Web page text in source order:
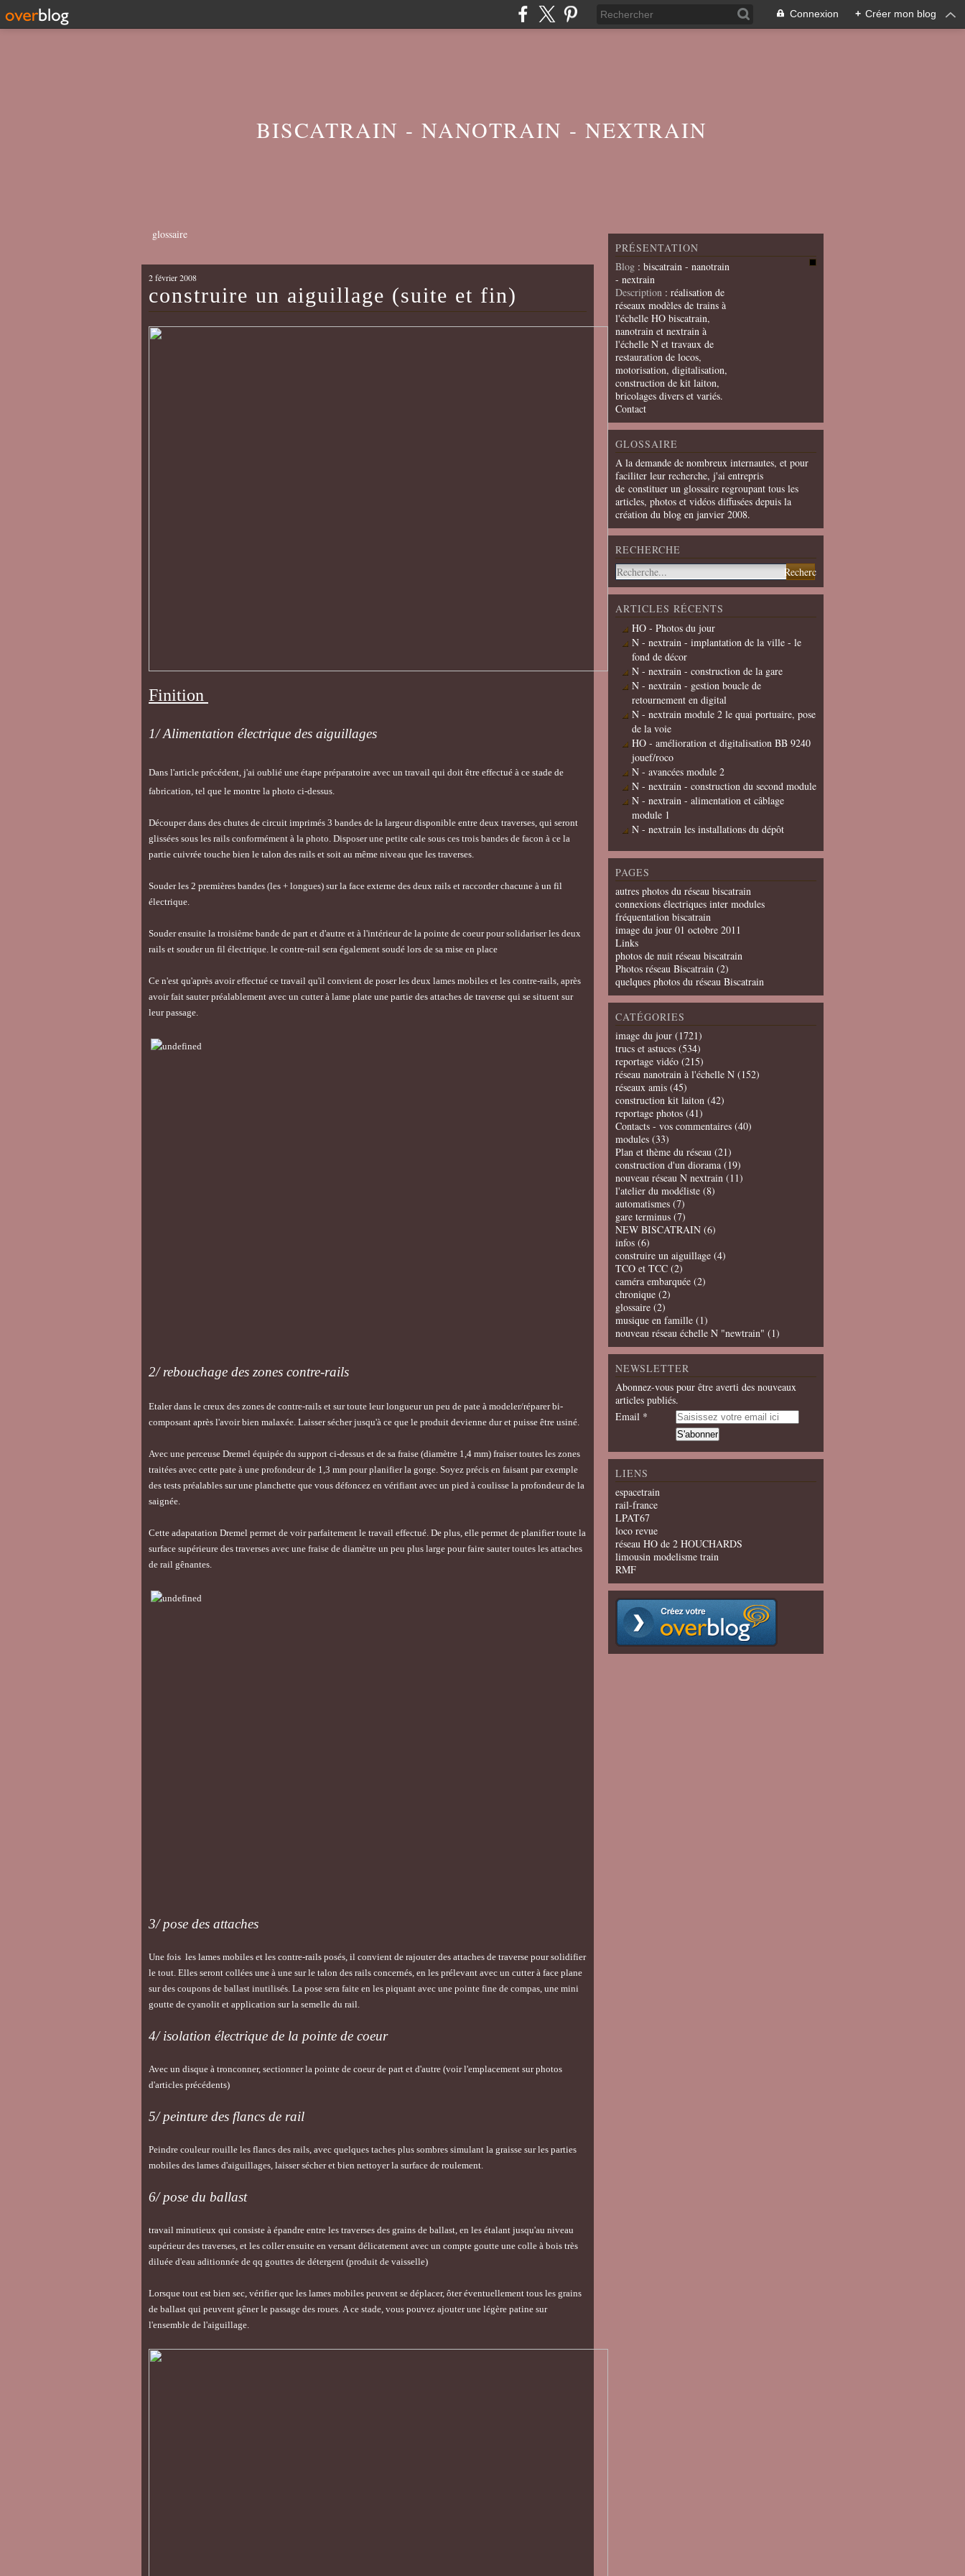
Connexion + Créer mon blog
BISCATRAIN - NANOTRAIN - NEXTRAIN
glossaire
2 février 2008
construire un aiguillage (suite et fin)
Finition
1/ Alimentation électrique des aiguillages
Dans l'article précédent, j'ai oublié une étape préparatoire avec un travail qui doit être effectué à ce stade de
fabrication, tel que le montre la photo ci-dessus.
Découper dans des chutes de circuit imprimés 3 bandes de la largeur disponible entre deux traverses, qui seront
glissées sous les rails conformément à la photo. Disposer une petite cale sous ces trois bandes de facon à ce la
partie cuivrée touche bien le talon des rails et soit au même niveau que les traverses.
Souder les 2 premières bandes (les + longues) sur la face externe des deux rails et raccorder chacune à un fil
électrique.
Souder ensuite la troisième bande de part et d'autre et à l'intérieur de la pointe de coeur pour solidariser les deux
rails et souder un fil électrique. le contre-rail sera également soudé lors de sa mise en place
Ce n'est qu'après avoir effectué ce travail qu'il convient de poser les deux lames mobiles et les contre-rails, après
avoir fait sauter préalablement avec un cutter à lame plate une partie des attaches de traverse qui se situent sur
leur passage.
2/ rebouchage des zones contre-rails
Etaler dans le creux des zones de contre-rails et sur toute leur longueur un peu de pate à modeler/réparer bi-
composant après l'avoir bien malaxée. Laisser sécher jusqu'à ce que le produit devienne dur et puisse être usiné.
Avec une perceuse Dremel équipée du support ci-dessus et de sa fraise (diamètre 1,4 mm) fraiser toutes les zones
traitées avec cette pate à une profondeur de 1,3 mm pour planifier la gorge. Soyez précis en faisant par exemple
des tests préalables sur une planchette que vous défoncez en vérifiant avec un pied à coulisse la profondeur de la
saignée.
Cette adapatation Dremel permet de voir parfaitement le travail effectué. De plus, elle permet de planifier toute la
surface supérieure des traverses avec une fraise de diamètre un peu plus large pour faire sauter toutes les attaches
de rail gênantes.
3/ pose des attaches
Une fois les lames mobiles et les contre-rails posés, il convient de rajouter des attaches de traverse pour solidifier
le tout. Elles seront collées une à une sur le talon des rails concernés, en les prélevant avec un cutter à face plane
sur des coupons de ballast inutilisés. La pose sera faite en les piquant avec une pointe fine de compas, une mini
goutte de cyanolit et application sur la semelle du rail.
4/ isolation électrique de la pointe de coeur
Avec un disque à tronconner, sectionner la pointe de coeur de part et d'autre (voir l'emplacement sur photos
d'articles précédents)
5/ peinture des flancs de rail
Peindre couleur rouille les flancs des rails, avec quelques taches plus sombres simulant la graisse sur les parties
mobiles des lames d'aiguillages, laisser sécher et bien nettoyer la surface de roulement.
6/ pose du ballast
travail minutieux qui consiste à épandre entre les traverses des grains de ballast, en les étalant jusqu'au niveau
supérieur des traverses, et les coller ensuite en versant délicatement avec un compte goutte une colle à bois très
diluée d'eau aditionnée de qq gouttes de détergent (produit de vaisselle)
Lorsque tout est bien sec, vérifier que les lames mobiles peuvent se déplacer, ôter éventuellement tous les grains
de ballast qui peuvent gêner le passage des roues. A ce stade, vous pouvez ajouter une légère patine sur
l'ensemble de l'aiguillage.
PRÉSENTATION
Blog : biscatrain - nanotrain
- nextrain
Description : réalisation de
réseaux modèles de trains à
l'échelle HO biscatrain,
nanotrain et nextrain à
l'échelle N et travaux de
restauration de locos,
motorisation, digitalisation,
construction de kit laiton,
bricolages divers et variés.
Contact
GLOSSAIRE
A la demande de nombreux internautes, et pour
faciliter leur recherche, j'ai entrepris
de constituer un glossaire regroupant tous les
articles, photos et vidéos diffusées depuis la
création du blog en janvier 2008.
RECHERCHE
ARTICLES RÉCENTS
HO - Photos du jour
N - nextrain - implantation de la ville - le
fond de décor
N - nextrain - construction de la gare
N - nextrain - gestion boucle de
retournement en digital
N - nextrain module 2 le quai portuaire, pose
de la voie
HO - amélioration et digitalisation BB 9240
jouef/roco
N - avancées module 2
N - nextrain - construction du second module
N - nextrain - alimentation et câblage
module 1
N - nextrain les installations du dépôt
PAGES
autres photos du réseau biscatrain
connexions électriques inter modules
fréquentation biscatrain
image du jour 01 octobre 2011
Links
photos de nuit réseau biscatrain
Photos réseau Biscatrain (2)
quelques photos du réseau Biscatrain
CATÉGORIES
image du jour (1721)
trucs et astuces (534)
reportage vidéo (215)
réseau nanotrain à l'échelle N (152)
réseaux amis (45)
construction kit laiton (42)
reportage photos (41)
Contacts - vos commentaires (40)
modules (33)
Plan et thème du réseau (21)
construction d'un diorama (19)
nouveau réseau N nextrain (11)
l'atelier du modéliste (8)
automatismes (7)
gare terminus (7)
NEW BISCATRAIN (6)
infos (6)
construire un aiguillage (4)
TCO et TCC (2)
caméra embarquée (2)
chronique (2)
glossaire (2)
musique en famille (1)
nouveau réseau échelle N "newtrain" (1)
NEWSLETTER
Abonnez-vous pour être averti des nouveaux
articles publiés.
Email
LIENS
espacetrain
rail-france
LPAT67
loco revue
réseau HO de 2 HOUCHARDS
limousin modelisme train
RMF